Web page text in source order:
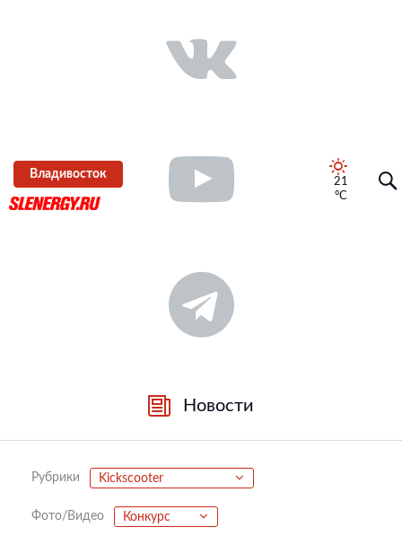
Владивосток
21
°C
Новости
Рубрики Kickscooter
Фото/Видео Конкурс